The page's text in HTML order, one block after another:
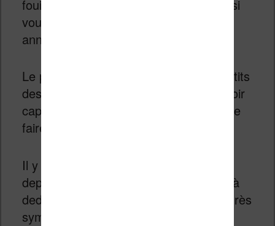
fouiller un peu. Mais cela vaut le coup si
vous souhaitez vous plonger dans les
années 80 et 90.
Le plus simple consiste à utiliser les petits
dessins colorés de la page d’accueil (voir
capture d’écran ci-dessus) et ensuite de
faire des recherches.
Il y a aussi des collections accessibles
depuis la page d’accueil. Si l’on fouille là
dedans, on trouve parfois des choses très
sympathiques également.